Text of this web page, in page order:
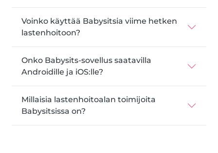
Voinko käyttää Babysitsia viime hetken
lastenhoitoon?
Onko Babysits-sovellus saatavilla
Androidille ja iOS:lle?
Millaisia lastenhoitoalan toimijoita
Babysitsissa on?